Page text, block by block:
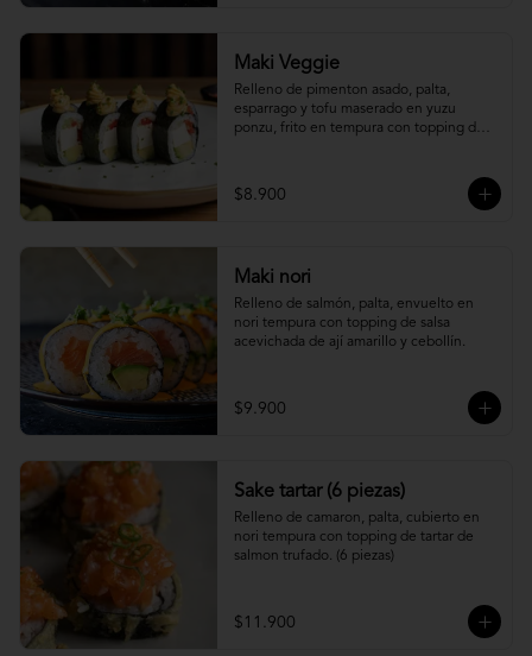
Maki Veggie
Relleno de pimenton asado, palta,
esparrago y tofu maserado en yuzu
ponzu, frito en tempura con topping de
$8.900
Maki nori
Relleno de salmón, palta, envuelto en
nori tempura con topping de salsa
acevichada de ají amarillo y cebollín.
$9.900
Sake tartar (6 piezas)
Relleno de camaron, palta, cubierto en
nori tempura con topping de tartar de
salmon trufado. (6 piezas)
$11.900